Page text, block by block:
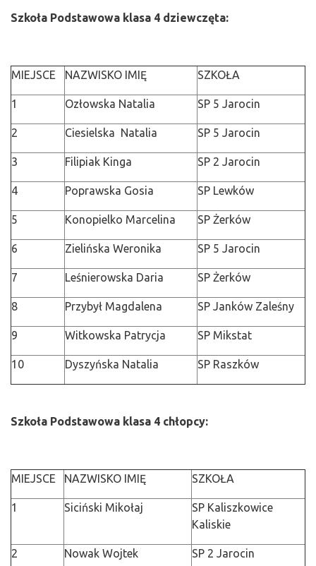
Szkoła Podstawowa klasa 4 dziewczęta:
MIEJSCE NAZWISKO IMIĘ SZKOŁA
1 Ozłowska Natalia SP 5 Jarocin
2 Ciesielska Natalia SP 5 Jarocin
3 Filipiak Kinga SP 2 Jarocin
4 Poprawska Gosia SP Lewków
5 Konopielko Marcelina SP Żerków
6 Zielińska Weronika SP 5 Jarocin
7 Leśnierowska Daria SP Żerków
8 Przybył Magdalena SP Janków Zaleśny
9 Witkowska Patrycja SP Mikstat
10 Dyszyńska Natalia SP Raszków
Szkoła Podstawowa klasa 4 chłopcy:
MIEJSCE NAZWISKO IMIĘ SZKOŁA
1 Siciński Mikołaj
SP Kaliszkowice
Kaliskie
2 Nowak Wojtek SP 2 Jarocin